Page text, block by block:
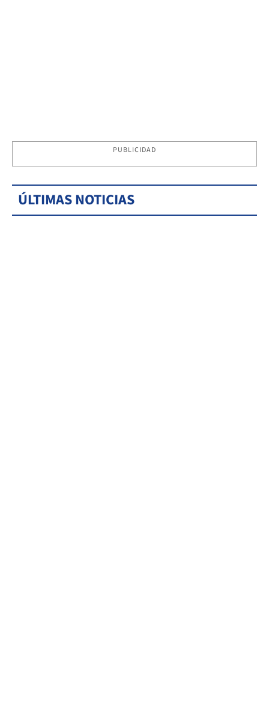
PUBLICIDAD
ÚLTIMAS NOTICIAS